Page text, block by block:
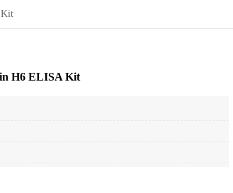
Kit
H6 ELISA Kit